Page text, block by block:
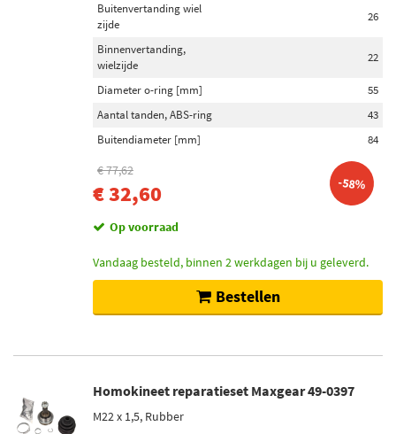
Buitenvertanding wiel
zijde
26
Binnenvertanding,
wielzijde
22
Diameter o-ring [mm]
55
Aantal tanden, ABS-ring
43
Buitendiameter [mm]
84
€ 77,62
€ 32,60 -58%
Op voorraad
Vandaag besteld, binnen 2 werkdagen bij u geleverd.
Bestellen
Homokineet reparatieset Maxgear 49-0397
M22 x 1,5, Rubber